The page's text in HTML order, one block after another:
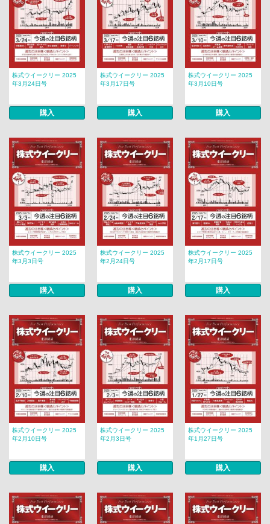
株式ウイークリー 2025
年3月24日号
購入
株式ウイークリー 2025
年3月17日号
購入
株式ウイークリー 2025
年3月10日号
購入
株式ウイークリー 2025
年3月3日号
購入
株式ウイークリー 2025
年2月24日号
購入
株式ウイークリー 2025
年2月17日号
購入
株式ウイークリー 2025
年2月10日号
購入
株式ウイークリー 2025
年2月3日号
購入
株式ウイークリー 2025
年1月27日号
購入